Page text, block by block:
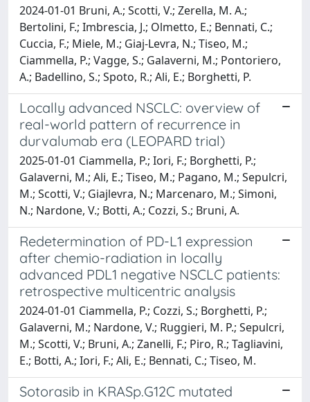
2024-01-01 Bruni, A.; Scotti, V.; Zerella, M. A.;
Bertolini, F.; Imbrescia, J.; Olmetto, E.; Bennati, C.;
Cuccia, F.; Miele, M.; Giaj-Levra, N.; Tiseo, M.;
Ciammella, P.; Vagge, S.; Galaverni, M.; Pontoriero,
A.; Badellino, S.; Spoto, R.; Ali, E.; Borghetti, P.
Locally advanced NSCLC: overview of
real-world pattern of recurrence in
durvalumab era (LEOPARD trial)
2025-01-01 Ciammella, P.; Iori, F.; Borghetti, P.;
Galaverni, M.; Ali, E.; Tiseo, M.; Pagano, M.; Sepulcri,
M.; Scotti, V.; Giajlevra, N.; Marcenaro, M.; Simoni,
N.; Nardone, V.; Botti, A.; Cozzi, S.; Bruni, A.
Redetermination of PD-L1 expression
after chemio-radiation in locally
advanced PDL1 negative NSCLC patients:
retrospective multicentric analysis
2024-01-01 Ciammella, P.; Cozzi, S.; Borghetti, P.;
Galaverni, M.; Nardone, V.; Ruggieri, M. P.; Sepulcri,
M.; Scotti, V.; Bruni, A.; Zanelli, F.; Piro, R.; Tagliavini,
E.; Botti, A.; Iori, F.; Ali, E.; Bennati, C.; Tiseo, M.
Sotorasib in KRASp.G12C mutated